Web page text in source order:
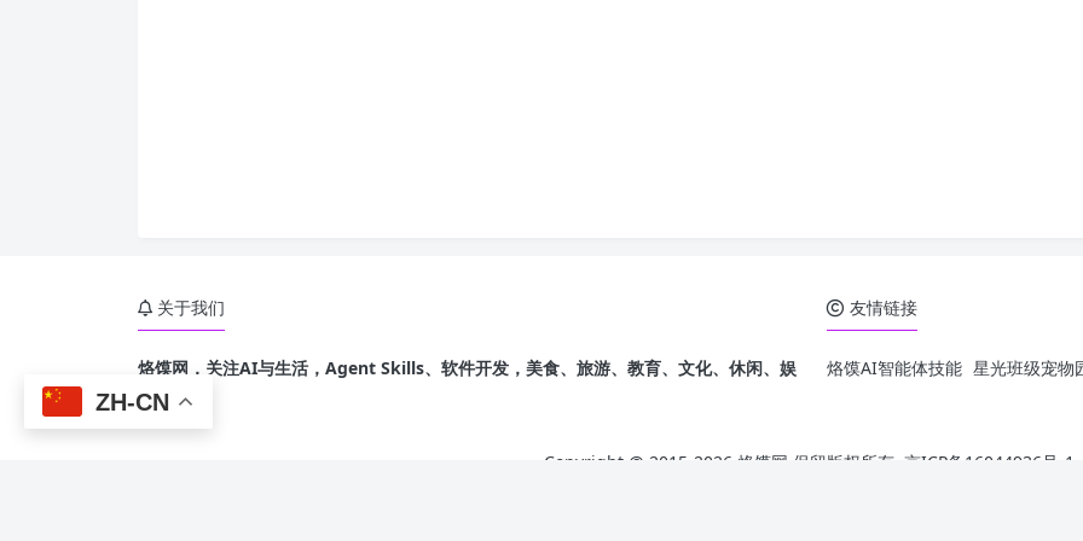
关于我们
烙馍网，关注AI与生活，Agent Skills、软件开发，美食、旅游、教育、文化、休闲、娱
乐、游戏
友情链接
烙馍AI智能体技能 星光班级宠物
Copyright @ 2015- 2026 烙馍网 保留版权所有. 京ICP备16044936号-1
ZH-CN